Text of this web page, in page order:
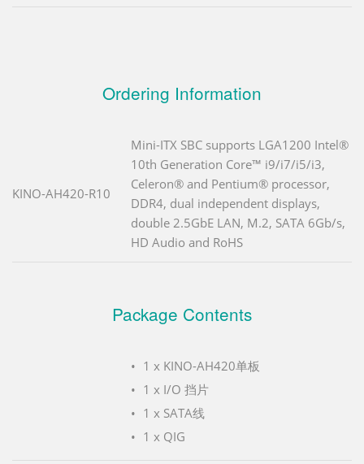
Ordering Information
KINO-AH420-R10
Mini-ITX SBC supports LGA1200 Intel®
10th Generation Core™ i9/i7/i5/i3,
Celeron® and Pentium® processor,
DDR4, dual independent displays,
double 2.5GbE LAN, M.2, SATA 6Gb/s,
HD Audio and RoHS
Package Contents
1 x KINO-AH420单板
1 x I/O 挡片
1 x SATA线
1 x QIG